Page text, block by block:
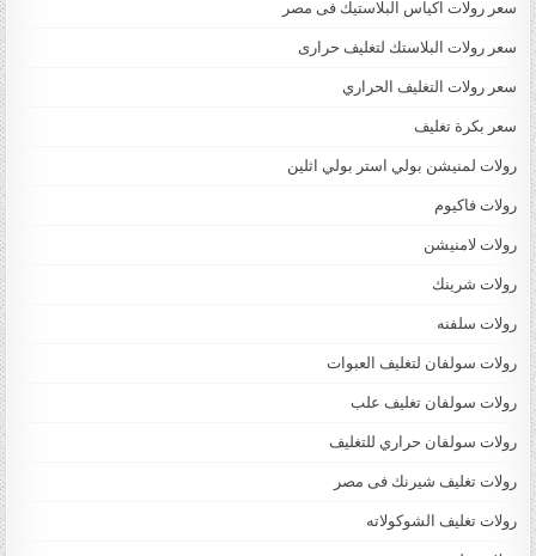
سعر رولات اكياس البلاستيك فى مصر
سعر رولات البلاستك لتغليف حرارى
سعر رولات التغليف الحراري
سعر بكرة تغليف
رولات لمنيشن بولي استر بولي اثلين
رولات فاكيوم
رولات لامنيشن
رولات شرينك
رولات سلفنه
رولات سولفان لتغليف العبوات
رولات سولفان تغليف علب
رولات سولفان حراري للتغليف
رولات تغليف شيرنك فى مصر
رولات تغليف الشوكولاته